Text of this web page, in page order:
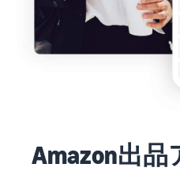
Amazon出品